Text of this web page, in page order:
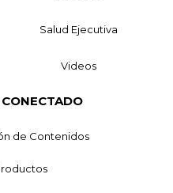
Salud Ejecutiva
Videos
de Contenidos